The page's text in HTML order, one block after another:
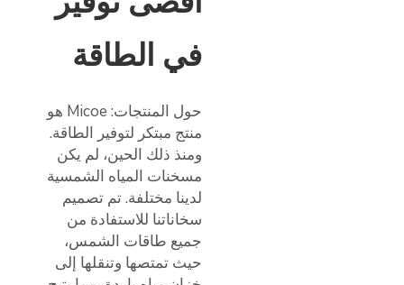
في الطاقة
حول المنتجات: Micoe هو
منتج مبتكر لتوفير الطاقة.
ومنذ ذلك الحين، لم يكن
مسخنات المياه الشمسية
لدينا مختلفة. تم تصميم
سخاناتنا للاستفادة من
جميع طاقات الشمس،
حيث تمتصها وتنقلها إلى